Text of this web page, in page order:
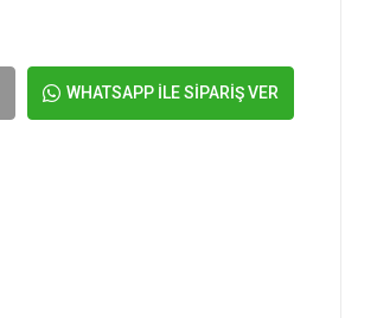
WHATSAPP İLE SİPARİŞ VER